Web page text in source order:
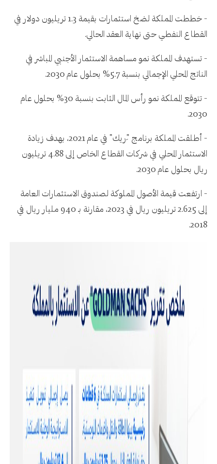
- خططت المملكة لضخ استثمارات بقيمة 1.3 تريليون دولار في
القطاع النفطي حتى نهاية العقد الحالي.
- تستهدف المملكة نمو مساهمة الاستثمار الأجنبي المباشر في
الناتج المحلي الإجمالي بنسبة 5.7% بحلول عام 2030.
- تتوقع المملكة نمو رأس المال الثابت بنسبة 30% بحلول عام
2030.
- أطلقت المملكة برنامج "ِريك" في عام 2021، بهدف زيادة
الاستثمار المحلي في شركات القطاع الخاص إلى 4.88 تريليون
ريال بحلول عام 2030.
- ارتفعت قيمة الأصول المملوكة لصندوق الاستثمارات العامة
إلى 2.625 تريليون ريال في 2023، مقارنة بـ 940 مليار ريال في
2018.